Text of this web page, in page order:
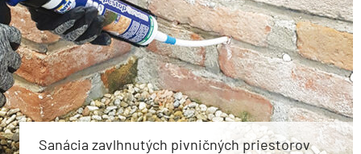
Sanácia zavlhnutých pivničných priestorov